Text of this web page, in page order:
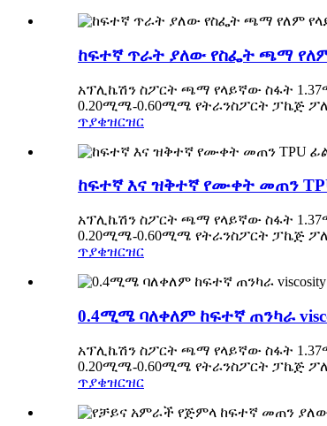
ከፍተኛ ጥራት ያለው የስፌት ጫማ
አፕሊኬሽን ስፖርት ጫማ የላይኛው ስፋት
0.20ሚሜ-0.60ሚሜ የትራንስፖርት ፓኬጅ
ጥያቄዝርዝር
ከፍተኛ እና ዝቅተኛ የሙቀት መጠን
አፕሊኬሽን ስፖርት ጫማ የላይኛው ስፋት
0.20ሚሜ-0.60ሚሜ የትራንስፖርት ፓኬጅ
ጥያቄዝርዝር
0.4ሚሜ ባለቀለም ከፍተኛ ጠንካራ
አፕሊኬሽን ስፖርት ጫማ የላይኛው ስፋት
0.20ሚሜ-0.60ሚሜ የትራንስፖርት ፓኬጅ
ጥያቄዝርዝር